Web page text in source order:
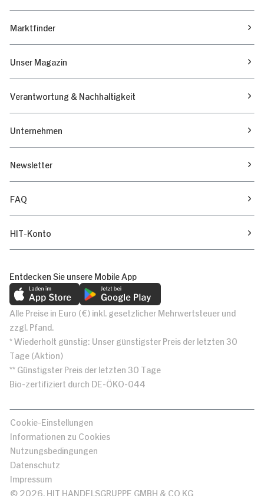
Marktfinder
Unser Magazin
Verantwortung & Nachhaltigkeit
Unternehmen
Newsletter
FAQ
HIT-Konto
Entdecken Sie unsere Mobile App
Alle Preise in Euro (€) inkl. gesetzlicher Mehrwertsteuer und
zzgl. Pfand.
* Wiederholt günstig: Unser günstigster Preis der letzten 30
Tage (Aktion)
** Günstigster Preis der letzten 30 Tage
Bio-zertifiziert durch DE-ÖKO-044
Cookie-Einstellungen
Informationen zu Cookies
Nutzungsbedingungen
Datenschutz
Impressum
© 2026, HIT HANDELSGRUPPE GMBH & CO KG